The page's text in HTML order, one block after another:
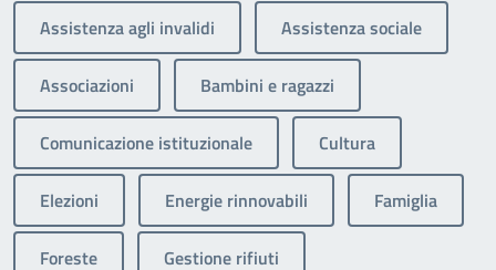
Assistenza agli invalidi Assistenza sociale
Associazioni Bambini e ragazzi
Comunicazione istituzionale Cultura
Elezioni Energie rinnovabili Famiglia
Foreste Gestione rifiuti